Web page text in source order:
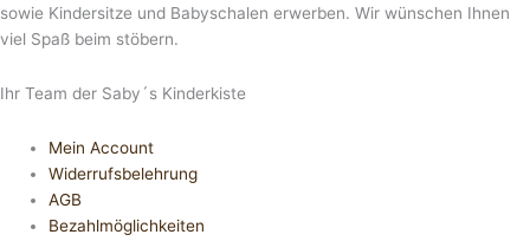
sowie Kindersitze und Babyschalen erwerben. Wir wünschen Ihnen
viel Spaß beim stöbern.
Ihr Team der Saby´s Kinderkiste
Mein Account
Widerrufsbelehrung
AGB
Bezahlmöglichkeiten